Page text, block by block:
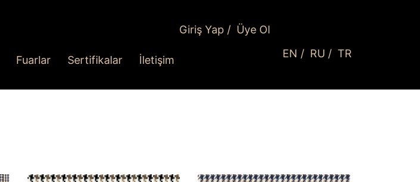
Fuarlar Sertifikalar İletişim
Giriş Yap / Üye Ol
EN / RU / TR